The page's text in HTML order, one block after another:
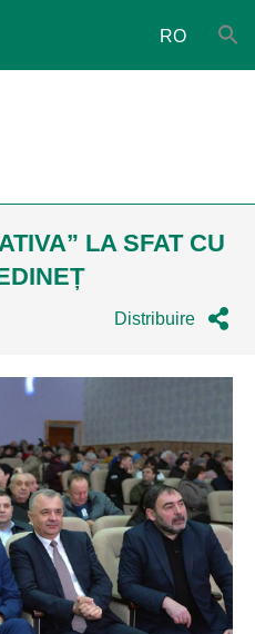
RO
LA SFAT CU
Distribuire